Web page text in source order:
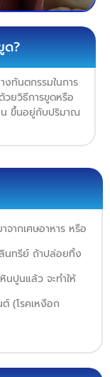
ด?
งทันตกรรมในการ
ยวิธีการขูดหรือ
น ขึ้นอยู่กับปริมาณ
จากเศษอาหาร หรือ
นทรีย์ ถ้าปล่อยทิ้ง
นปูนแล้ว จะทำให้
(โรคเหงือก